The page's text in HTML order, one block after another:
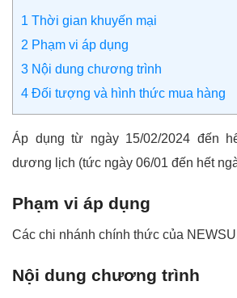
1 Thời gian khuyến mại
2 Phạm vi áp dụng
3 Nội dung chương trình
4 Đối tượng và hình thức mua hàng
Áp dụng từ ngày 15/02/2024 đến
dương lịch (tức ngày 06/01 đến hết
Phạm vi áp dụng
Các chi nhánh chính thức của
Nội dung chương trình